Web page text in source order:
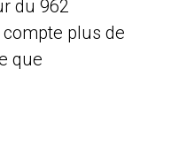
du 962
plus de
que